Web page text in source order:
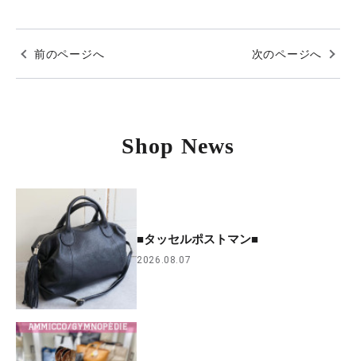
前のページへ 次のページへ
Shop News
■タッセルポストマン■
2026.08.07